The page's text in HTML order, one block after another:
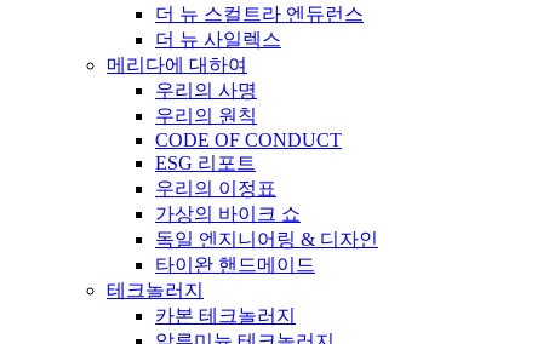
더 뉴 스컬트라 엔듀런스
더 뉴 사일렉스
메리다에 대하여
우리의 사명
우리의 원칙
CODE OF CONDUCT
ESG 리포트
우리의 이정표
가상의 바이크 쇼
독일 엔지니어링 & 디자인
타이완 핸드메이드
테크놀러지
카본 테크놀러지